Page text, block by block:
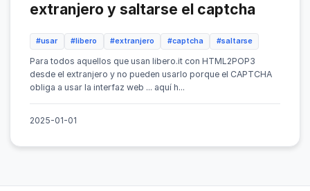
extranjero y saltarse el captcha
#usar #libero #extranjero #captcha #saltarse
Para todos aquellos que usan libero.it con HTML2POP3
desde el extranjero y no pueden usarlo porque el CAPTCHA
obliga a usar la interfaz web ... aquí h...
2025-01-01